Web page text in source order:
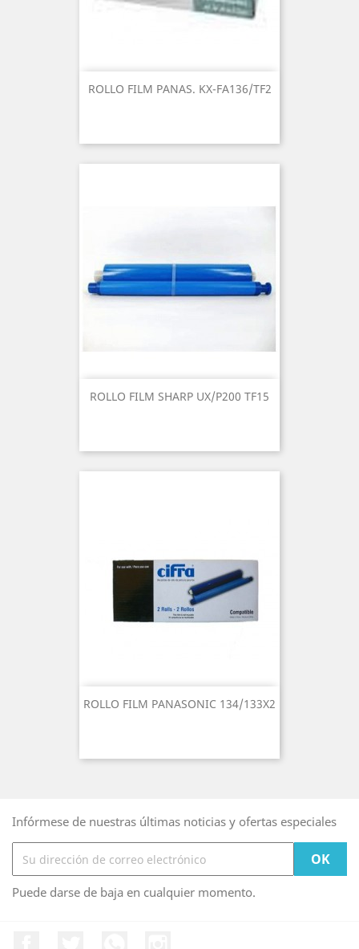
ROLLO FILM PANAS. KX-FA136/TF2
ROLLO FILM SHARP UX/P200 TF15
ROLLO FILM PANASONIC 134/133X2
Infórmese de nuestras últimas noticias y ofertas especiales
Puede darse de baja en cualquier momento.